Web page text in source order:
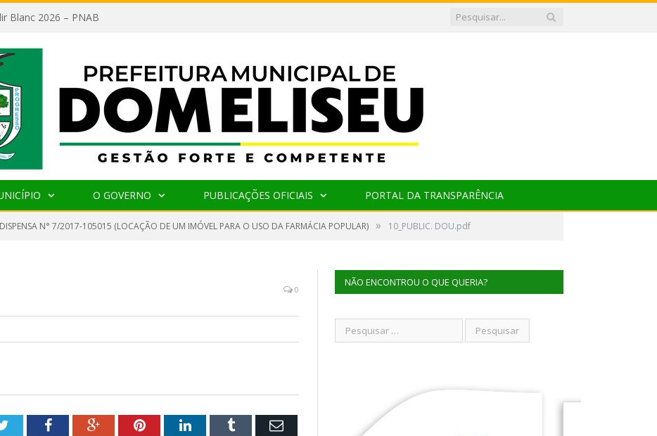
Blanc 2026 – PNAB
O GOVERNO PUBLICAÇÕES OFICIAIS PORTAL DA TRANSPARÊNCIA
DISPENSA N° 7/2017-105015 (LOCAÇÃO DE UM IMÓVEL PARA O USO DA FARMÁCIA POPULAR) » 10_PUBLIC. DOU.pdf
0
TwitterFacebookGoogle+PinterestLinkedInTumblr Email
NÃO ENCONTROU O QUE QUERIA?